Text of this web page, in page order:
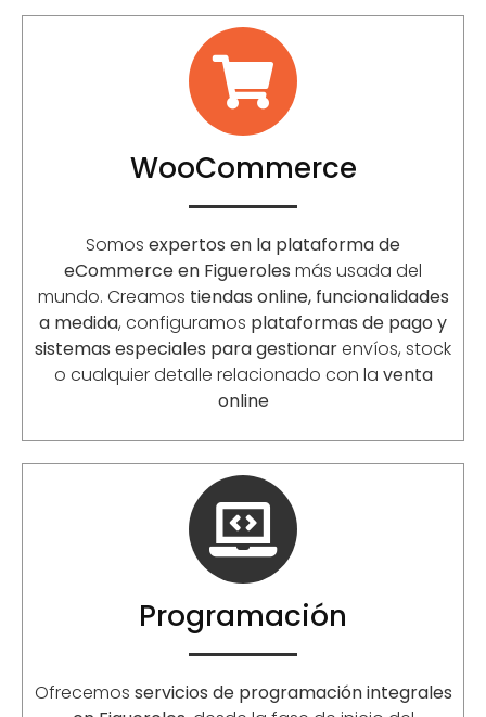
WooCommerce
Somos expertos en la plataforma de
eCommerce en Figueroles más usada del
mundo. Creamos tiendas online, funcionalidades
a medida, configuramos plataformas de pago y
sistemas especiales para gestionarenvíos, stock
o cualquier detalle relacionado con la venta
online
Programación
Ofrecemos servicios de programación integrales